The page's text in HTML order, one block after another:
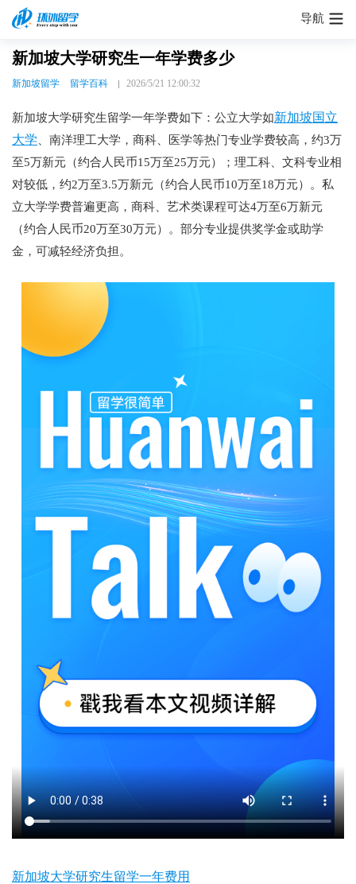
导航
新加坡大学研究生一年学费多少
新加坡留学 留学百科 2026/5/21 12:00:32
新加坡大学研究生留学一年学费如下：公立大学如新加坡国立
大学 、南洋理工大学，商科、医学等热门专业学费较高，约3万
至5万新元（约合人民币15万至25万元）；理工科、文科专业相
对较低，约2万至3.5万新元（约合人民币10万至18万元）。私
立大学学费普遍更高，商科、艺术类课程可达4万至6万新元
（约合人民币20万至30万元）。部分专业提供奖学金或助学
金，可减轻经济负担。
新加坡大学研究生留学一年费用